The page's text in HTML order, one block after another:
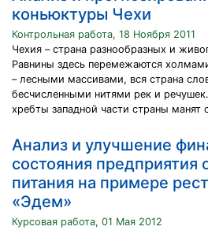
коньюктуры Чехи
Контрольная работа, 18 Ноября 2011
Чехия – страна разнообразных и
Равнины здесь перемежаются
– лесными массивами, вся страна
бесчисленными нитями рек и
хребты западной части страны манят
Анализ и улучшение
состояния предприятия
питания на примере
«Эдем»
Курсовая работа, 01 Мая 2012